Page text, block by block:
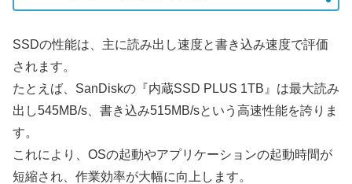
SSDの性能は、主に読み出し速度と書き込み速度で評価
されます。
たとえば、SanDiskの『内蔵SSD PLUS 1TB』は最大読み
出し545MB/s、書き込み515MB/sという高速性能を誇りま
す。
これにより、OSの起動やアプリケーションの起動時間が
短縮され、作業効率が大幅に向上します。